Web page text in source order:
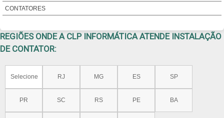
CONTATORES
REGIÕES ONDE A CLP INFORMÁTICA ATENDE INSTALAÇÃO
DE CONTATOR:
Selecione RJ MG ES SP
PR SC RS PE BA